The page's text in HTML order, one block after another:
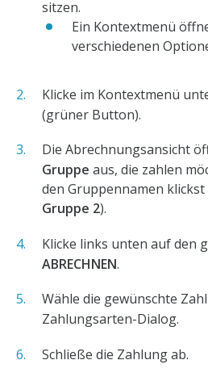
sitzen.
Ein Kontextmenü
verschiedenen
Klicke im Kontextmenü
(grüner Button).
Die Abrechnungsansicht
Gruppe aus, die zahlen
den Gruppennamen klickst
Gruppe 2).
Klicke links unten auf den
ABRECHNEN.
Wähle die gewünschte
Zahlungsarten-Dialog.
Schließe die Zahlung ab.